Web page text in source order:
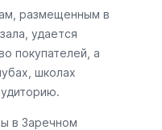
размещенным в
удается
покупателей, а
школах
в Заречном